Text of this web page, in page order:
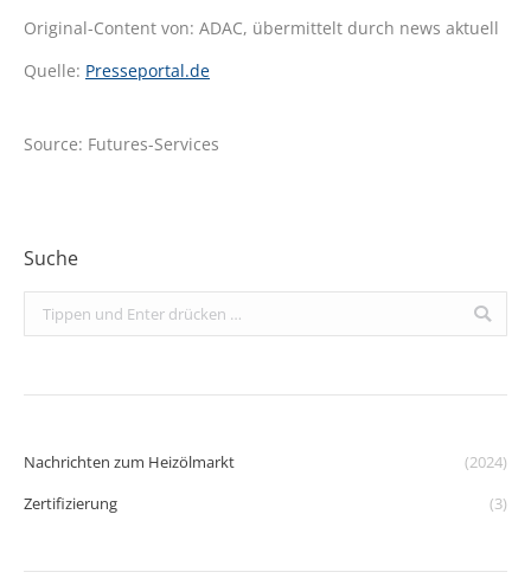
Original-Content von: ADAC, übermittelt durch news aktuell
Quelle: Presseportal.de
Source: Futures-Services
Suche
Search:
Nachrichten zum Heizölmarkt
(2024)
Zertifizierung
(3)